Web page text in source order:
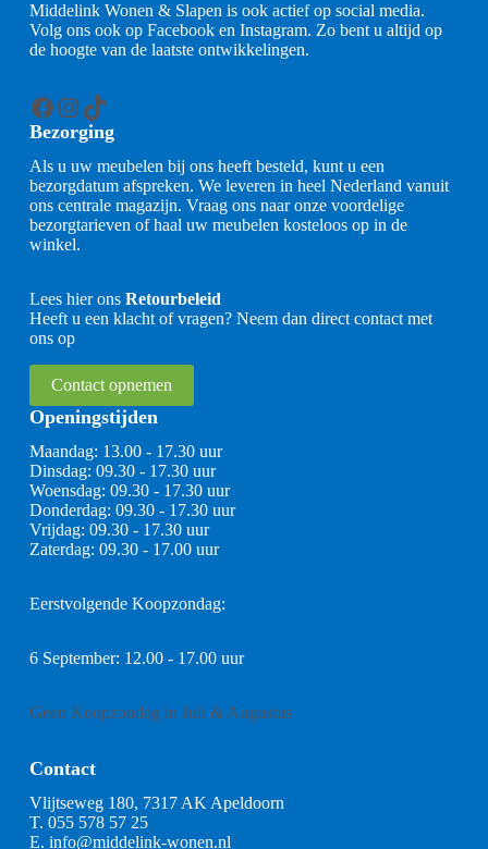
Middelink Wonen & Slapen is ook actief op social media.
Volg ons ook op Facebook en Instagram. Zo bent u altijd op
de hoogte van de laatste ontwikkelingen.
Facebook
Instagram
TikTok
Bezorging
Als u uw meubelen bij ons heeft besteld, kunt u een
bezorgdatum afspreken. We leveren in heel Nederland vanuit
ons centrale magazijn. Vraag ons naar onze voordelige
bezorgtarieven of haal uw meubelen kosteloos op in de
winkel.
Lees hier ons Retourbeleid
Heeft u een klacht of vragen? Neem dan direct contact met
ons op
Contact opnemen
Openingstijden
Maandag: 13.00 - 17.30 uur
Dinsdag: 09.30 - 17.30 uur
Woensdag: 09.30 - 17.30 uur
Donderdag: 09.30 - 17.30 uur
Vrijdag: 09.30 - 17.30 uur
Zaterdag: 09.30 - 17.00 uur
Eerstvolgende Koopzondag:
6 September: 12.00 - 17.00 uur
Geen Koopzondag in Juli & Augustus
Contact
Vlijtseweg 180, 7317 AK Apeldoorn
T. 055 578 57 25
E. info@middelink-wonen.nl